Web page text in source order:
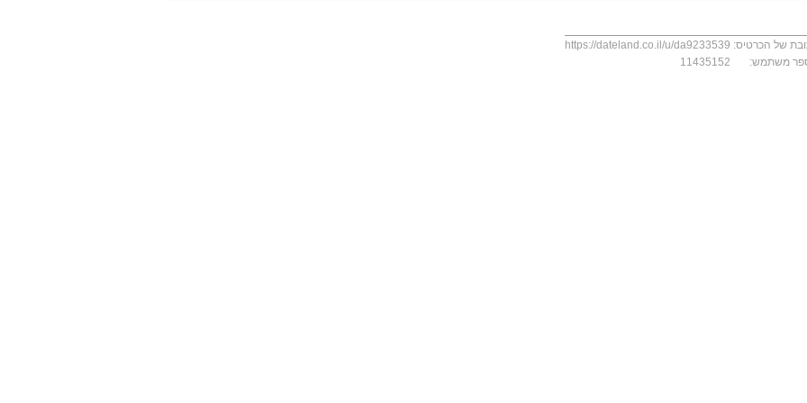
של הכרטיס: https://dateland.co.il/u/da9233539
משתמש:
11435152